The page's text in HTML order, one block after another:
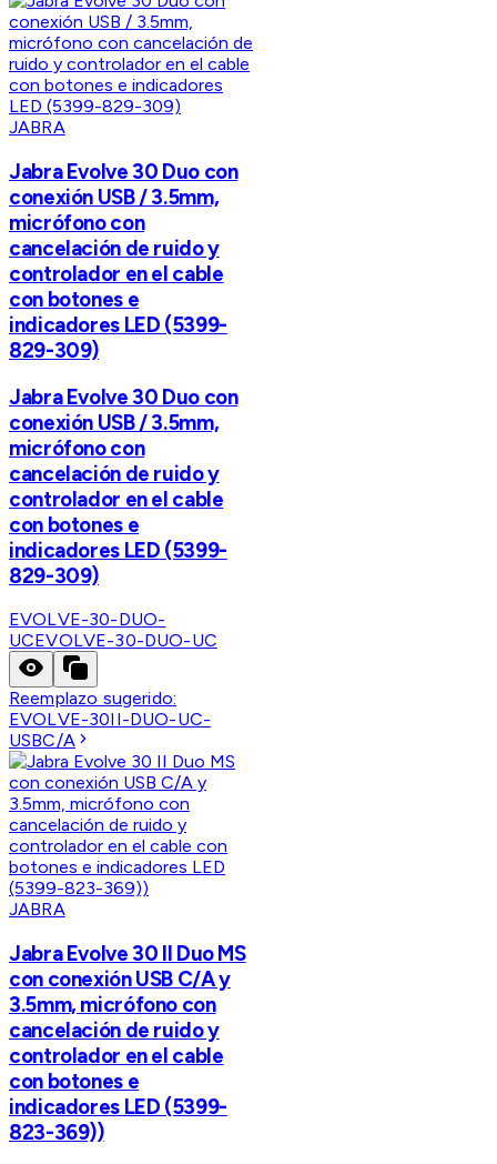
JABRA
Jabra Evolve 30 Duo con
conexión USB / 3.5mm,
micrófono con
cancelación de ruido y
controlador en el cable
con botones e
indicadores LED (5399-
829-309)
Jabra Evolve 30 Duo con
conexión USB / 3.5mm,
micrófono con
cancelación de ruido y
controlador en el cable
con botones e
indicadores LED (5399-
829-309)
EVOLVE-30-DUO-
UCEVOLVE-30-DUO-UC
Reemplazo sugerido:
EVOLVE-30II-DUO-UC-
USBC/A
JABRA
Jabra Evolve 30 II Duo MS
con conexión USB C/A y
3.5mm, micrófono con
cancelación de ruido y
controlador en el cable
con botones e
indicadores LED (5399-
823-369))